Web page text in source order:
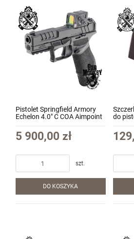
Pistolet Springfield Armory
Echelon 4.0" C COA Aimpoint
Red Dot kal. 9x19 kol. Czarny
(EC9409B-COA)
5 900,00 zł
szt.
DO KOSZYKA
do